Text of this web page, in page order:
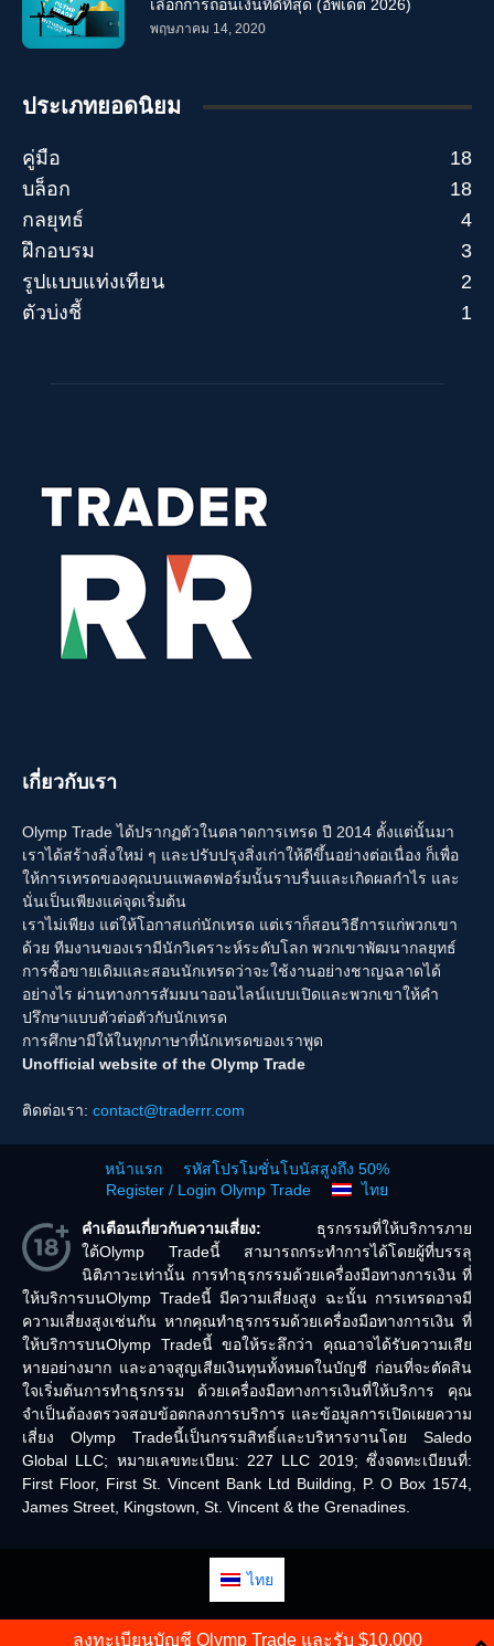
เลือกการถอนเงินที่ดีที่สุด (อัพเดต 2026)
พฤษภาคม 14, 2020
ประเภทยอดนิยม
คู่มือ
18
บล็อก
18
กลยุทธ์
4
ฝึกอบรม
3
รูปแบบแท่งเทียน
2
ตัวบ่งชี้
1
เกี่ยวกับเรา
Olymp Trade ได้ปรากฏตัวในตลาดการเทรด ปี 2014 ตั้งแต่นั้นมา
เราได้สร้างสิ่งใหม่ ๆ และปรับปรุงสิ่งเก่าให้ดีขึ้นอย่างต่อเนื่อง ก็เพื่อ
ให้การเทรดของคุณบนแพลตฟอร์มนั้นราบรื่นและเกิดผลกำไร และ
นั่นเป็นเพียงแค่จุดเริ่มต้น
เราไม่เพียง แต่ให้โอกาสแก่นักเทรด แต่เราก็สอนวิธีการแก่พวกเขา
ด้วย ทีมงานของเรามีนักวิเคราะห์ระดับโลก พวกเขาพัฒนากลยุทธ์
การซื้อขายเดิมและสอนนักเทรดว่าจะใช้งานอย่างชาญฉลาดได้
อย่างไร ผ่านทางการสัมมนาออนไลน์แบบเปิดและพวกเขาให้คำ
ปรึกษาแบบตัวต่อตัวกับนักเทรด
การศึกษามีให้ในทุกภาษาที่นักเทรดของเราพูด
Unofficial website of the Olymp Trade
ติดต่อเรา: contact@traderrr.com
หน้าแรก
รหัสโปรโมชั่นโบนัสสูงถึง 50%
Register / Login Olymp Trade
ไทย
คำเตือนเกี่ยวกับความเสี่ยง: ธุรกรรมที่ให้บริการภาย
ใต้Olymp Tradeนี้ สามารถกระทำการได้โดยผู้ที่บรรลุ
นิติภาวะเท่านั้น การทำธุรกรรมด้วยเครื่องมือทางการเงิน ที่
ให้บริการบนOlymp Tradeนี้ มีความเสี่ยงสูง ฉะนั้น การเทรดอาจมี
ความเสี่ยงสูงเช่นกัน หากคุณทำธุรกรรมด้วยเครื่องมือทางการเงิน ที่
ให้บริการบนOlymp Tradeนี้ ขอให้ระลึกว่า คุณอาจได้รับความเสีย
หายอย่างมาก และอาจสูญเสียเงินทุนทั้งหมดในบัญชี ก่อนที่จะตัดสิน
ใจเริ่มต้นการทำธุรกรรม ด้วยเครื่องมือทางการเงินที่ให้บริการ คุณ
จำเป็นต้องตรวจสอบข้อตกลงการบริการ และข้อมูลการเปิดเผยความ
เสี่ยง Olymp Tradeนี้เป็นกรรมสิทธิ์และบริหารงานโดย Saledo
Global LLC; หมายเลขทะเบียน: 227 LLC 2019; ซึ่งจดทะเบียนที่:
First Floor, First St. Vincent Bank Ltd Building, P. O Box 1574,
James Street, Kingstown, St. Vincent & the Grenadines.
ไทย
ลงทะเบียนบัญชี Olymp Trade และรับ $10,000